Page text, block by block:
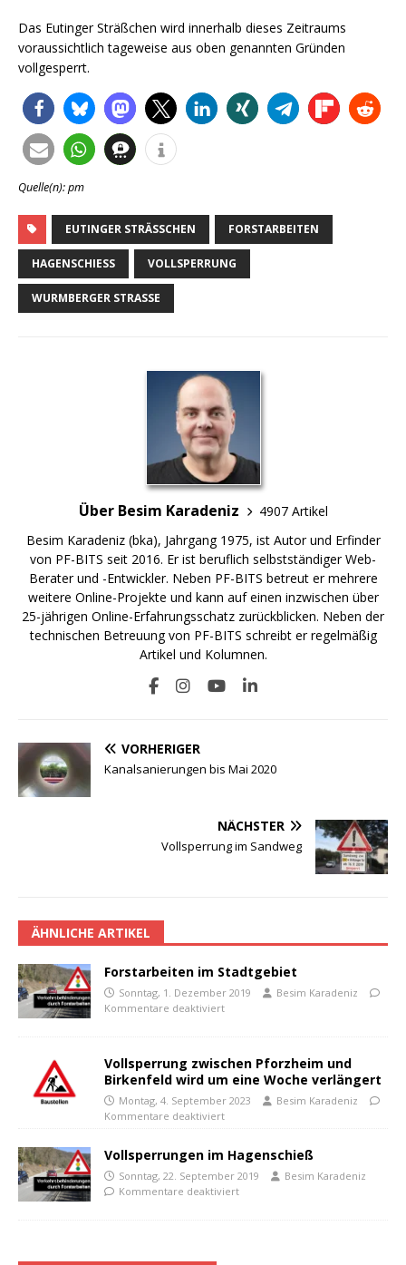
Das Eutinger Sträßchen wird innerhalb dieses Zeitraums
voraussichtlich tageweise aus oben genannten Gründen
vollgesperrt.
Quelle(n): pm
EUTINGER STRÄSSCHEN FORSTARBEITEN
HAGENSCHIESS VOLLSPERRUNG
WURMBERGER STRASSE
Über Besim Karadeniz
4907 Artikel
Besim Karadeniz (bka), Jahrgang 1975, ist Autor und Erfinder
von PF-BITS seit 2016. Er ist beruflich selbstständiger Web-
Berater und -Entwickler. Neben PF-BITS betreut er mehrere
weitere Online-Projekte und kann auf einen inzwischen über
25-jährigen Online-Erfahrungsschatz zurückblicken. Neben der
technischen Betreuung von PF-BITS schreibt er regelmäßig
Artikel und Kolumnen.
VORHERIGER
Kanalsanierungen bis Mai 2020
NÄCHSTER
Vollsperrung im Sandweg
ÄHNLICHE ARTIKEL
Forstarbeiten im Stadtgebiet
Sonntag, 1. Dezember 2019
Besim Karadeniz
Kommentare deaktiviert
Vollsperrung zwischen Pforzheim und
Birkenfeld wird um eine Woche verlängert
Montag, 4. September 2023
Besim Karadeniz
Kommentare deaktiviert
Vollsperrungen im Hagenschieß
Sonntag, 22. September 2019
Besim Karadeniz
Kommentare deaktiviert